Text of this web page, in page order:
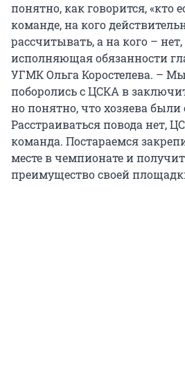
понятно, как говорится, «кто
команде, на кого
рассчитывать, а на кого –
исполняющая обязанности
УГМК Ольга Коростелева. –
поборолись с ЦСКА в
но понятно, что хозяева были
Расстраиваться повода нет,
команда. Постараемся
месте в чемпионате и
преимущество своей